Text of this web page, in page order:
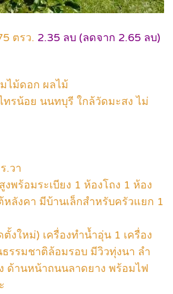
ตรว. 2.35 ลบ (ลดจาก 2.65 ลบ)
ไม้ดอก ผลไม้
รน้อย นนทบุรี ใกล้วัดมะสง ไม่
.วา
พร้อมระเบียง 1 ห้องโถง 1 ห้อง
หลังคา มีบ้านเล็กสำหรับครัวแยก 1
งใหม่) เครื่องทำน้ำอุ่น 1 เครื่อง
รรมชาติล้อมรอบ มีวิวทุ่งนา ลำ
ด้านหน้าถนนลาดยาง พร้อมไฟ